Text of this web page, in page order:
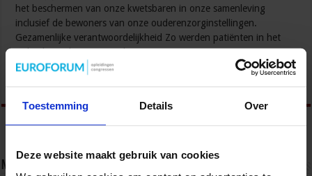
Toestemming Details Over
Deze website maakt gebruik van cookies
het beschermen van onze kwetsbaren in onze samenleving
inclusief de bewoners van onze ouderenzorginstellingen.
Gezamenlijke verantwoordelijkheid Zo werden patiënten in het
ziekenhuis, die nog te ziek waren om naar …
Nieuwsbrief